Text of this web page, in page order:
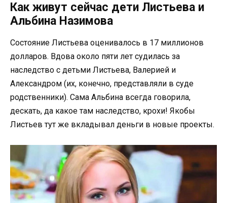
Как живут сейчас дети Листьева и
Альбина Назимова
Состояние Листьева оценивалось в 17 миллионов
долларов. Вдова около пяти лет судилась за
наследство с детьми Листьева, Валерией и
Александром (их, конечно, представляли в суде
родственники). Сама Альбина всегда говорила,
дескать, да какое там наследство, крохи! Якобы
Листьев тут же вкладывал деньги в новые проекты.